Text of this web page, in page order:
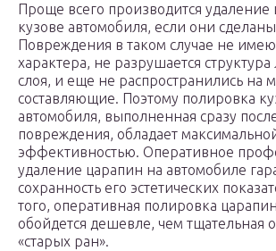
Проще всего производится удаление
кузове автомобиля, если они
Повреждения в таком случае не
характера, не разрушается структура
слоя, и еще не распространились на
составляющие. Поэтому полировка
автомобиля, выполненная сразу
повреждения, обладает
эффективностью. Оперативное
удаление царапин на автомобиле
сохранность его эстетических
того, оперативная полировка
обойдется дешевле, чем тщательная
«старых ран».